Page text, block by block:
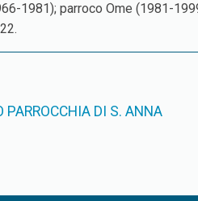
1981); parroco Ome (1981-
PARROCCHIA DI S. ANNA